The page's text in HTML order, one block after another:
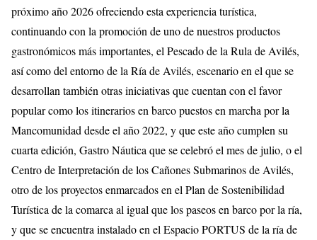
próximo año 2026 ofreciendo esta experiencia turística,
continuando con la promoción de uno de nuestros productos
gastronómicos más importantes, el Pescado de la Rula de Avilés,
así como del entorno de la Ría de Avilés, escenario en el que se
desarrollan también otras iniciativas que cuentan con el favor
popular como los itinerarios en barco puestos en marcha por la
Mancomunidad desde el año 2022, y que este año cumplen su
cuarta edición, Gastro Náutica que se celebró el mes de julio, o el
Centro de Interpretación de los Cañones Submarinos de Avilés,
otro de los proyectos enmarcados en el Plan de Sostenibilidad
Turística de la comarca al igual que los paseos en barco por la ría,
y que se encuentra instalado en el Espacio PORTUS de la ría de